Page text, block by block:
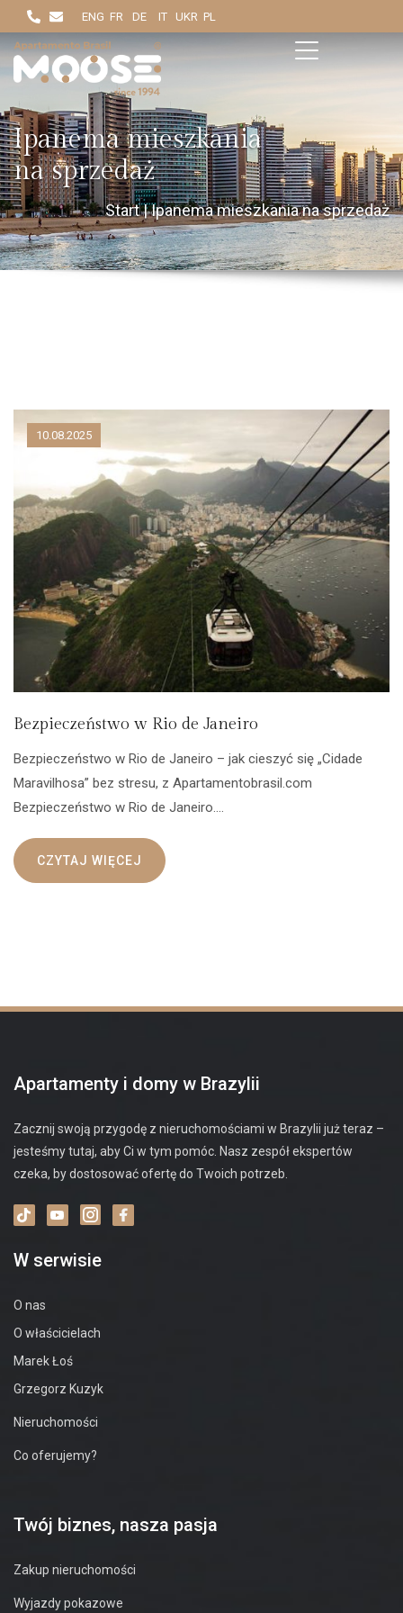
ENG FR DE IT UKR PL
Ipanema mieszkania
na sprzedaż
Start|Ipanema mieszkania na sprzedaż
10.08.2025
Bezpieczeństwo w Rio de Janeiro
Bezpieczeństwo w Rio de Janeiro – jak cieszyć się „Cidade
Maravilhosa” bez stresu, z Apartamentobrasil.com
Bezpieczeństwo w Rio de Janeiro.…
CZYTAJ WIĘCEJ
Apartamenty i domy w Brazylii
Zacznij swoją przygodę z nieruchomościami w Brazylii już teraz –
jesteśmy tutaj, aby Ci w tym pomóc. Nasz zespół ekspertów
czeka, by dostosować ofertę do Twoich potrzeb.
W serwisie
O nas
O właścicielach
Marek Łoś
Grzegorz Kuzyk
Nieruchomości
Co oferujemy?
Twój biznes, nasza pasja
Zakup nieruchomości
Wyjazdy pokazowe